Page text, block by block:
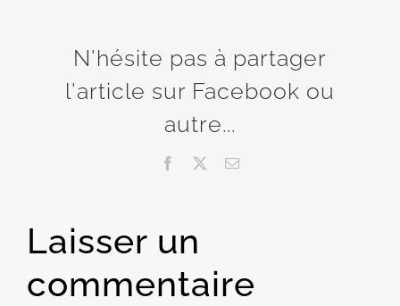
N'hésite pas à partager
l'article sur Facebook ou
autre...
Facebook Email
Laisser un
commentaire